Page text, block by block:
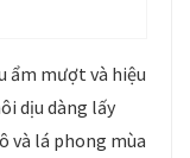
ẩm mượt và hiệu
dịu dàng lấy
và lá phong mùa